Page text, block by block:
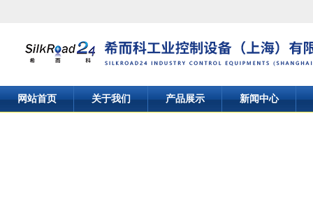
网站首页 关于我们 产品展示 新闻中心